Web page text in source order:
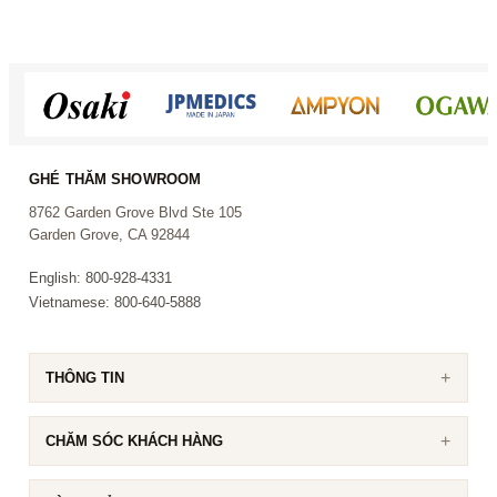
sức mạnh và độ dễ dùng:
luân phiên
Màn hình LCD cảm ứnggiúp chỉnh nhanh
và trực quan hơn
GHÉ THĂM SHOWROOM
8762 Garden Grove Blvd Ste 105
Garden Grove, CA 92844
English: 800-928-4331
Vietnamese: 800-640-5888
THÔNG TIN
CHĂM SÓC KHÁCH HÀNG